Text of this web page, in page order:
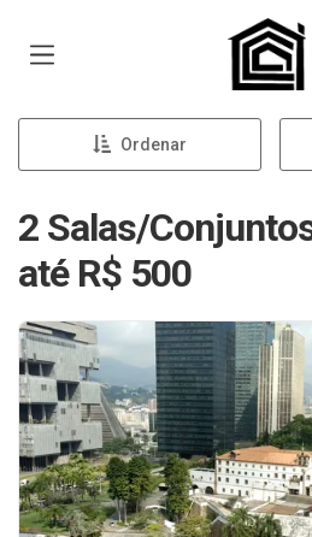
Página
Ordenar
2 Salas/
até R$ 500